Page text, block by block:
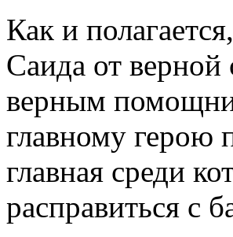
Как и
Саида от верной
верным
главному герою
главная среди
расправиться с